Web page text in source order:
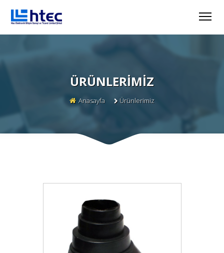
ÜRÜNLERIMIZ
Anasayfa Ürünlerimiz